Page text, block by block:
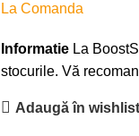
La Comanda
Informatie La
stocurile. Vă
Adaugă în wishlist